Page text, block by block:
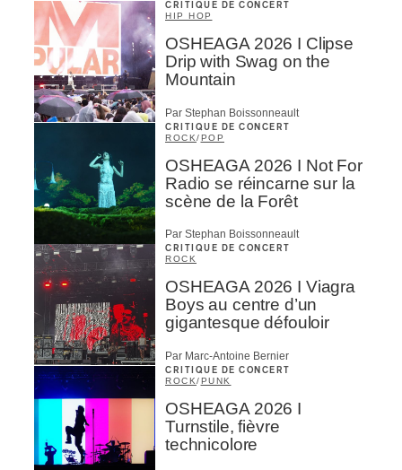
CRITIQUE DE CONCERT
HIP HOP
OSHEAGA 2026 I Clipse
Drip with Swag on the
Mountain
Par Stephan Boissonneault
CRITIQUE DE CONCERT
ROCK/POP
OSHEAGA 2026 I Not For
Radio se réincarne sur la
scène de la Forêt
Par Stephan Boissonneault
CRITIQUE DE CONCERT
ROCK
OSHEAGA 2026 I Viagra
Boys au centre d’un
gigantesque défouloir
Par Marc-Antoine Bernier
CRITIQUE DE CONCERT
ROCK/PUNK
OSHEAGA 2026 I
Turnstile, fièvre
technicolore